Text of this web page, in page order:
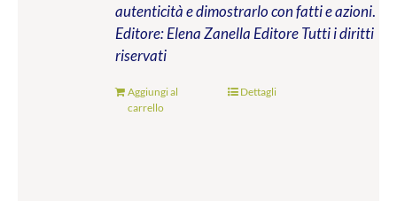
autenticità e dimostrarlo con fatti e azioni.
Editore: Elena Zanella EditoreTutti i diritti
riservati
Aggiungi al
carrello
Dettagli